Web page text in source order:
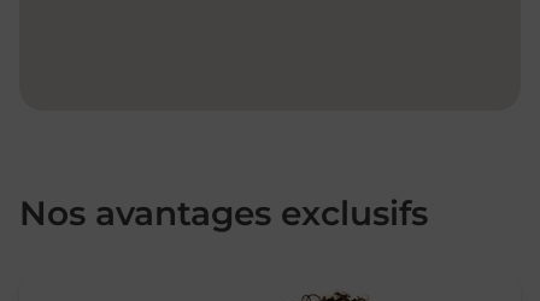
Nos avantages exclusifs